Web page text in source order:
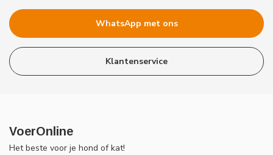
WhatsApp met ons
Klantenservice
VoerOnline
Het beste voor je hond of kat!